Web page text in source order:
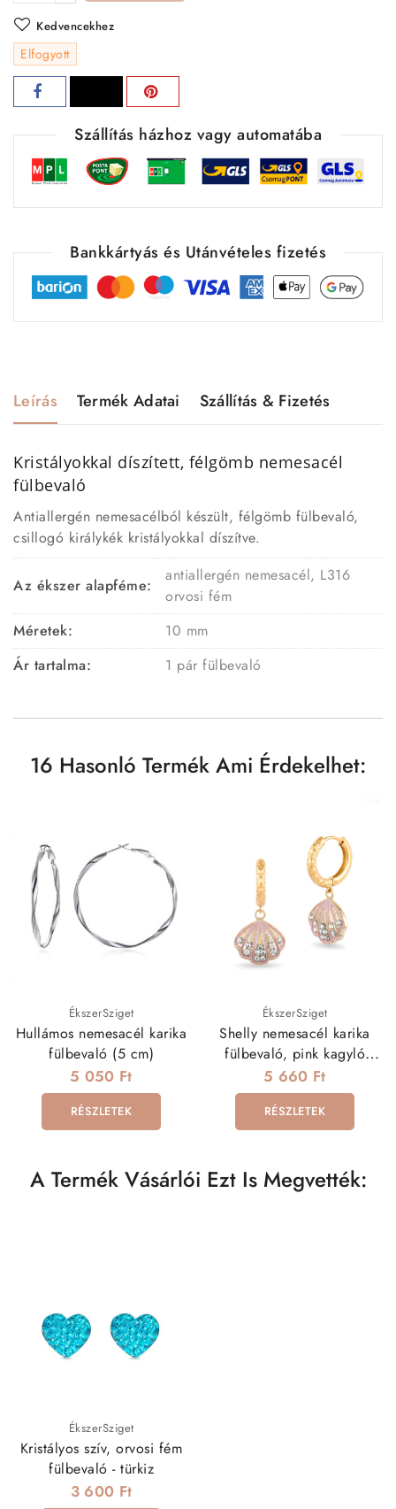
Kedvencekhez
Elfogyott
Szállítás házhoz vagy automatába
Bankkártyás és Utánvételes fizetés
Leírás Termék Adatai Szállítás & Fizetés
Kristályokkal díszített, félgömb nemesacél
fülbevaló
Antiallergén nemesacélból készült, félgömb fülbevaló,
csillogó királykék kristályokkal díszítve.
Az ékszer alapféme:
antiallergén nemesacél, L316
orvosi fém
Méretek:
10 mm
Ár tartalma:
1 pár fülbevaló
16 Hasonló Termék Ami Érdekelhet:
ÉkszerSziget
Hullámos nemesacél karika
fülbevaló (5 cm)
5 050 Ft
RÉSZLETEK
ÉkszerSziget
Shelly nemesacél karika
fülbevaló, pink kagyló
dísszel
5 660 Ft
RÉSZLETEK
A Termék Vásárlói Ezt Is Megvették:
ÉkszerSziget
Kristályos szív, orvosi fém
fülbevaló - türkiz
3 600 Ft